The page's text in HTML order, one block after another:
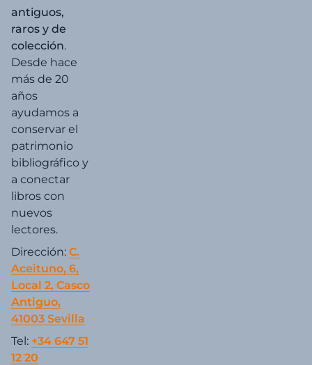
antiguos,
raros y de
colección.
Desde hace
más de 20
años
ayudamos a
conservar el
patrimonio
bibliográfico y
a conectar
libros con
nuevos
lectores.
Dirección: C.
Aceituno, 6,
Local 2, Casco
Antiguo,
41003 Sevilla
Tel: +34 647 51
12 20